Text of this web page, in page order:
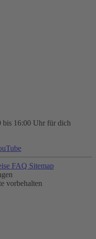
bis 16:00 Uhr für dich
FAQ Sitemap
vorbehalten